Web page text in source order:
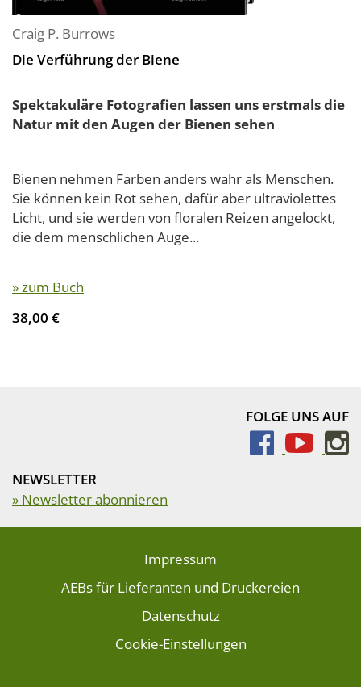
Craig P. Burrows
Die Verführung der Biene
Spektakuläre Fotografien lassen uns erstmals die
Natur mit den Augen der Bienen sehen
Bienen nehmen Farben anders wahr als Menschen.
Sie können kein Rot sehen, dafür aber ultraviolettes
Licht, und sie werden von floralen Reizen angelockt,
die dem menschlichen Auge...
» zum Buch
38,00 €
FOLGE UNS AUF
NEWSLETTER
» Newsletter abonnieren
Impressum
AEBs für Lieferanten und Druckereien
Datenschutz
Cookie-Einstellungen